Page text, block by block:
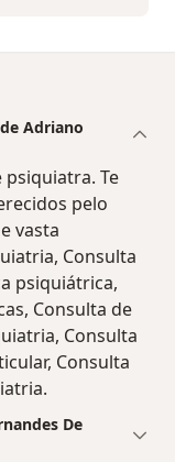
Adriano
psiquiatra. Te
pelo
vasta
Consulta
psiquiátrica,
Consulta de
Consulta
Consulta
De